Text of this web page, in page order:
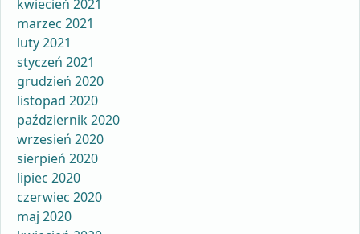
kwiecień 2021
marzec 2021
luty 2021
styczeń 2021
grudzień 2020
listopad 2020
październik 2020
wrzesień 2020
sierpień 2020
lipiec 2020
czerwiec 2020
maj 2020